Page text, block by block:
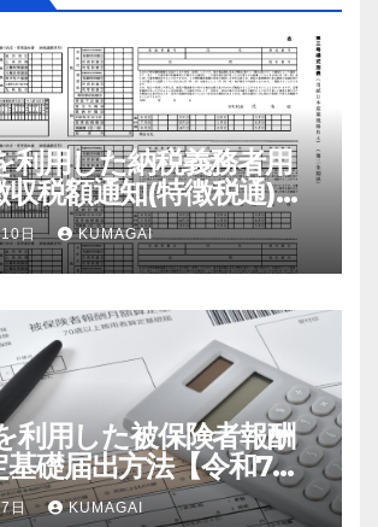
利用した納税義務者用
税額通知(特徴税通)の
び確認の流れ【令和7
年】
10日 KUMAGAI
利用した被保険者報酬
基礎届出方法【令和7
年届出】
日 KUMAGAI